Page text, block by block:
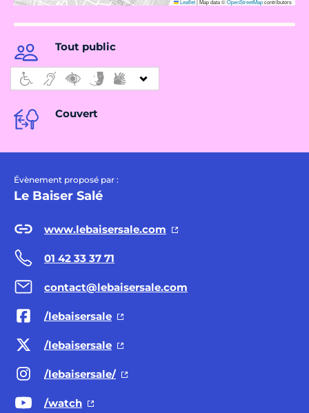
Leaflet Map data ©OpenStreetMapcontributors
Tout public
Couvert
Évènement proposé par :
Le Baiser Salé
www.lebaisersale.com
01 42 33 37 71
contact@lebaisersale.com
/lebaisersale
/lebaisersale
/lebaisersale/
/watch